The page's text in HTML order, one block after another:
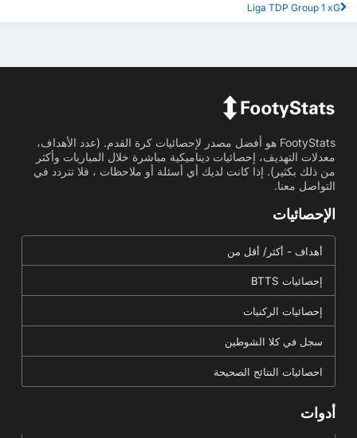
Liga TDP Group 1 xG
FootyStats هو أفضل مصدر لإحصائيات كرة القدم. (عدد الأهداف،
معدلات التهديف، إحصائيات ديناميكية مباشرة خلال المباريات وأكثر
من ذلك بكثير). إذا كانت لديك أي أسئلة أو ملاحظات ، فلا تتردد في
التواصل معنا.
الإحصائيات
أهداف - أكثر/ أقل من
إحصائيات BTTS
إحصائيات الركنيات
سجل في كلا الشوطين
احصائيات النتائج الصحيحة
أدوات